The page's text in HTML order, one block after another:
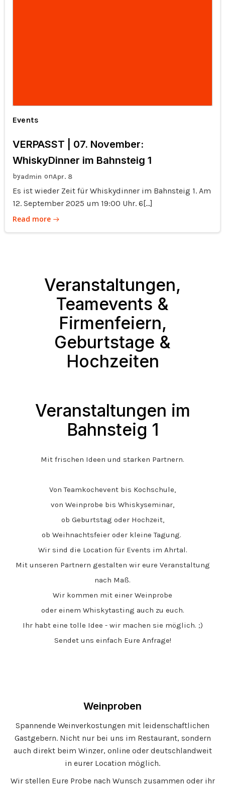
Events
VERPASST | 07. November:
WhiskyDinner im Bahnsteig 1
byadmin onApr. 8
Es ist wieder Zeit für Whiskydinner im Bahnsteig 1. Am
12. September 2025 um 19:00 Uhr. 6[…]
Read more
Veranstaltungen,
Teamevents &
Firmenfeiern,
Geburtstage &
Hochzeiten
Veranstaltungen im
Bahnsteig 1
Mit frischen Ideen und starken Partnern.
Von Teamkochevent bis Kochschule,
von Weinprobe bis Whiskyseminar,
ob Geburtstag oder Hochzeit,
ob Weihnachtsfeier oder kleine Tagung.
Wir sind die Location für Events im Ahrtal.
Mit unseren Partnern gestalten wir eure Veranstaltung
nach Maß.
Wir kommen mit einer Weinprobe
oder einem Whiskytasting auch zu euch.
Ihr habt eine tolle Idee - wir machen sie möglich. ;)
Sendet uns einfach Eure Anfrage!
Weinproben
Spannende Weinverkostungen mit leidenschaftlichen
Gastgebern. Nicht nur bei uns im Restaurant, sondern
auch direkt beim Winzer, online oder deutschlandweit
in eurer Location möglich.
Wir stellen Eure Probe nach Wunsch zusammen oder ihr